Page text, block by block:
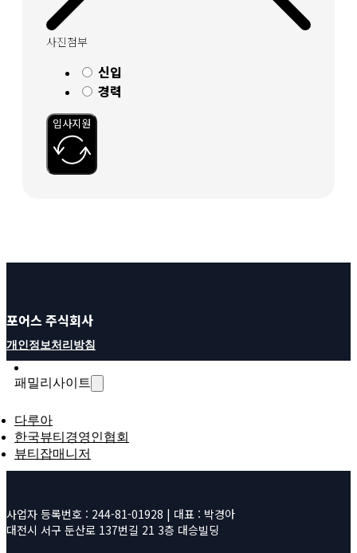
사진첨부
신입
경력
입사지원
포어스 주식회사
개인정보처리방침
패밀리사이트
다루아
한국뷰티경영인협회
뷰티잡매니저
사업자 등록번호 : 244-81-01928 | 대표 : 박경아
대전시 서구 둔산로 137번길 21 3층 대승빌딩